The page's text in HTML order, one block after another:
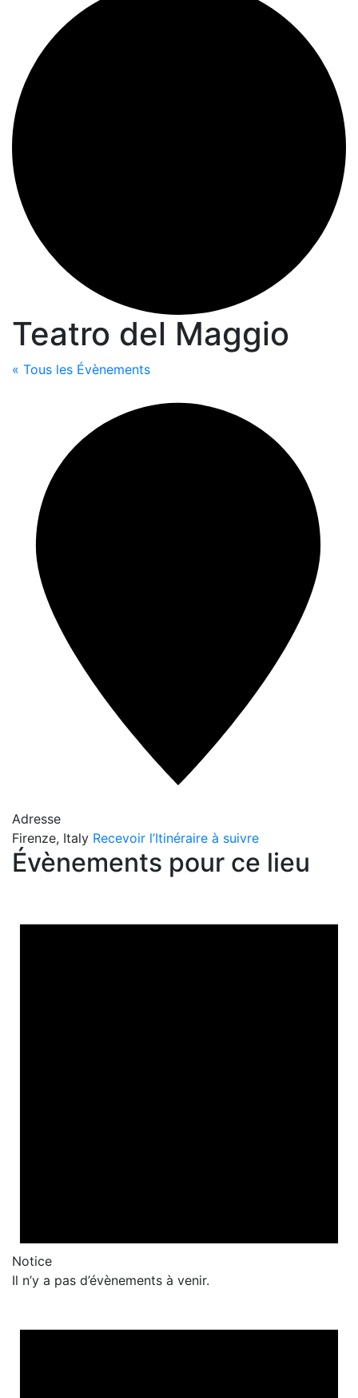
Teatro del Maggio
« Tous les Évènements
Adresse
Firenze, Italy Recevoir l’Itinéraire à suivre
Évènements pour ce lieu
Notice
Il n’y a pas d’évènements à venir.